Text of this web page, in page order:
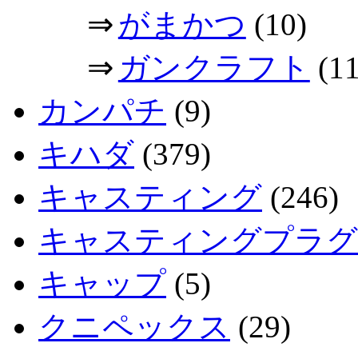
⇒ がまかつ (10)
⇒ ガンクラフト
カンパチ (9)
キハダ (379)
キャスティング (246)
キャスティングプラ
キャップ (5)
クニペックス (29)